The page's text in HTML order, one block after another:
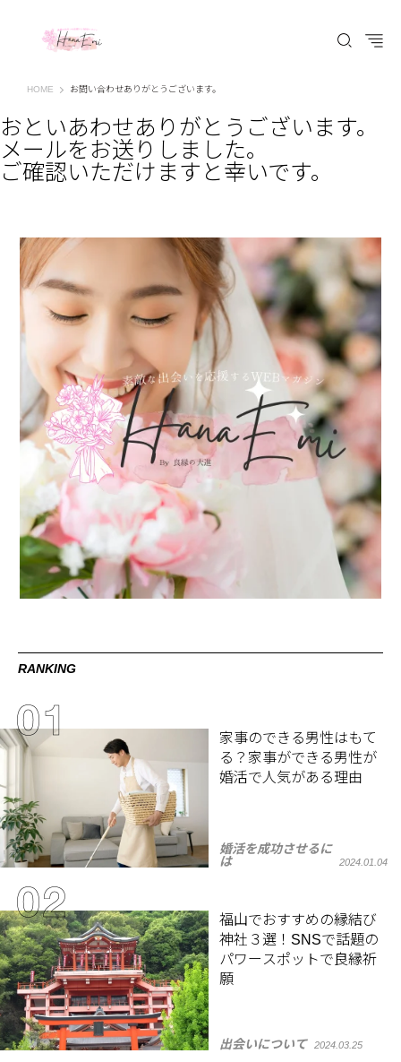
HOME はなえみ│HANAEMI│素敵な出会いを応援するWEBマガジン 広島、福山での婚活恋
お問い合わせありがとうございます。
おといあわせありがとうございます。
メールをお送りしました。
ご確認いただけますと幸いです。
RANKING
家事のできる男性はもて
る？家事ができる男性が
婚活で人気がある理由
婚活を成功させるに
は
2024.01.04
福山でおすすめの縁結び
神社３選！SNSで話題の
パワースポットで良縁祈
願
出会いについて 2024.03.25